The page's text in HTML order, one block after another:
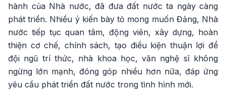
hành của Nhà nước, đã đưa đất nước ta ngày càng
phát triển. Nhiều ý kiến bày tỏ mong muốn Đảng, Nhà
nước tiếp tục quan tâm, động viên, xây dựng, hoàn
thiện cơ chế, chính sách, tạo điều kiện thuận lợi để
đội ngũ trí thức, nhà khoa học, văn nghệ sĩ không
ngừng lớn mạnh, đóng góp nhiều hơn nữa, đáp ứng
yêu cầu phát triển đất nước trong tình hình mới.